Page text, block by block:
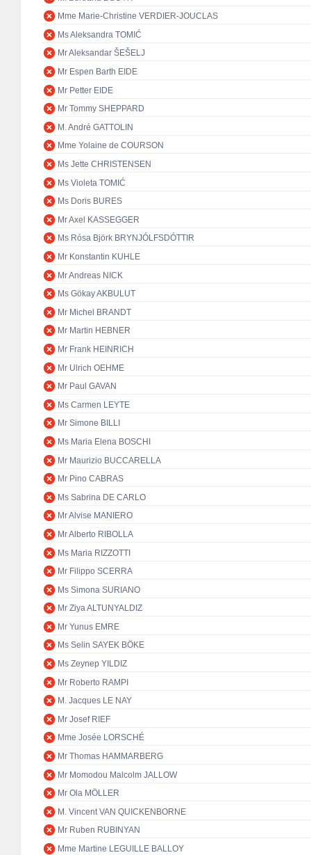
Mme Marie-Christine VERDIER-JOUCLAS
Ms Aleksandra TOMIĆ
Mr Aleksandar ŠEŠELJ
Mr Espen Barth EIDE
Mr Petter EIDE
Mr Tommy SHEPPARD
M. André GATTOLIN
Mme Yolaine de COURSON
Ms Jette CHRISTENSEN
Ms Violeta TOMIĆ
Ms Doris BURES
Mr Axel KASSEGGER
Ms Rósa Björk BRYNJÓLFSDÓTTIR
Mr Konstantin KUHLE
Mr Andreas NICK
Ms Gökay AKBULUT
Mr Michel BRANDT
Mr Martin HEBNER
Mr Frank HEINRICH
Mr Ulrich OEHME
Mr Paul GAVAN
Ms Carmen LEYTE
Mr Simone BILLI
Ms Maria Elena BOSCHI
Mr Maurizio BUCCARELLA
Mr Pino CABRAS
Ms Sabrina DE CARLO
Mr Alvise MANIERO
Mr Alberto RIBOLLA
Ms Maria RIZZOTTI
Mr Filippo SCERRA
Ms Simona SURIANO
Mr Ziya ALTUNYALDIZ
Mr Yunus EMRE
Ms Selin SAYEK BÖKE
Ms Zeynep YILDIZ
Mr Roberto RAMPI
M. Jacques LE NAY
Mr Josef RIEF
Mme Josée LORSCHÉ
Mr Thomas HAMMARBERG
Mr Momodou Malcolm JALLOW
Mr Ola MÖLLER
M. Vincent VAN QUICKENBORNE
Mr Ruben RUBINYAN
Mme Martine LEGUILLE BALLOY